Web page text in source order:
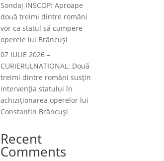
Sondaj INSCOP: Aproape
două treimi dintre români
vor ca statul să cumpere
operele lui Brâncuși
07 IULIE 2026 –
CURIERULNATIONAL: Două
treimi dintre români susțin
intervenția statului în
achiziționarea operelor lui
Constantin Brâncuși
Recent
Comments